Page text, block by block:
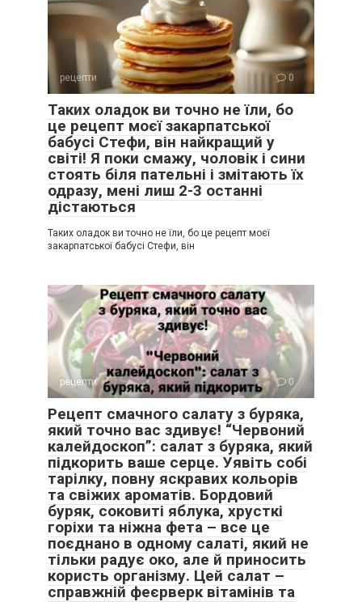
рецепти 0
Таких оладок ви точно не їли, бо
це рецепт моєї закарпатської
бабусі Стефи, він найкращий у
світі! Я поки смажу, чоловік і сини
стоять біля пательні і змітають їх
одразу, мені лиш 2-3 останні
дістаються
Таких оладок ви точно не їли, бо це рецепт моєї
закарпатської бабусі Стефи, він
рецепти 0
Рецепт смачного салату з буряка,
який точно вас здивує! “Червоний
калейдоскоп”: салат з буряка, який
підкорить ваше серце. Уявіть собі
тарілку, повну яскравих кольорів
та свіжих ароматів. Бордовий
буряк, соковиті яблука, хрусткі
горіхи та ніжна фета – все це
поєднано в одному салаті, який не
тільки радує око, але й приносить
користь організму. Цей салат –
справжній феєрверк вітамінів та